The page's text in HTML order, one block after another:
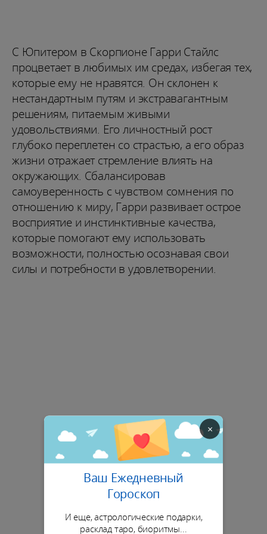
С Юпитером в Скорпионе Гарри Стайлс
процветает в любимых им средах, избегая тех,
которые ему не нравятся. Он склонен к
нестандартным путям и экстравагантным
решениям, питаемым живыми
удовольствиями. Его личностный рост
глубоко переплетен со страстью, а его образ
жизни отражает стремление влиять на
окружающих. Сбалансировав
самоуверенность с чувством сомнения по
отношению к миру, Гарри развивает острое
восприятие и инстинктивные качества,
которые помогают ему использовать
возможности, полностью осознавая свои
силы и потребности в удовлетворении.
×
Ваш Ежедневный
Гороскоп
И еще, астрологические подарки,
расклад таро, биоритмы...